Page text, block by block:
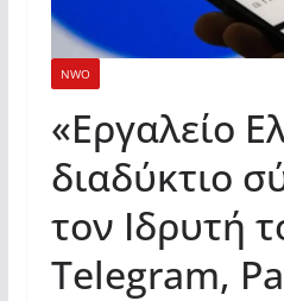
NWO
«Εργαλείο
διαδύκτιο
τον Ιδρυτή
Telegram,